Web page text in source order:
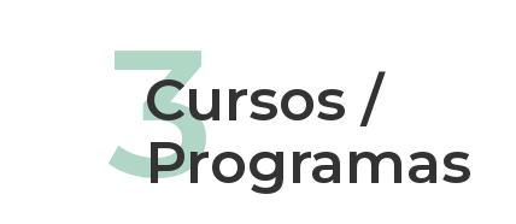
3
Cursos /
Programas